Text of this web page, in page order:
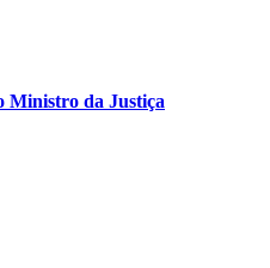
Ministro da Justiça